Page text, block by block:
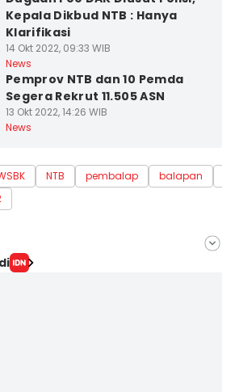
Kepala Dikbud NTB : Hanya
Klarifikasi
14 Okt 2022, 09:33 WIB
News
Pemprov NTB dan 10 Pemda
Segera Rekrut 11.505 ASN
13 Okt 2022, 14:26 WIB
News
NTB pembalap balapan